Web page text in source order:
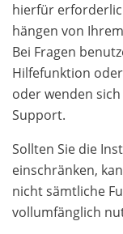
hierfür
hängen von
Bei Fragen
Hilfefunktion
oder wenden
Support.
Sollten Sie die
einschränken,
nicht sämtliche
vollumfänglich